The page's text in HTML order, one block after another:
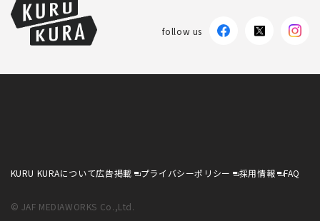
follow us
KURU KURAについて広告掲載 プライバシーポリシー 採用情報 FAQ
© JAF MEDIAWORKS Co.,Ltd.